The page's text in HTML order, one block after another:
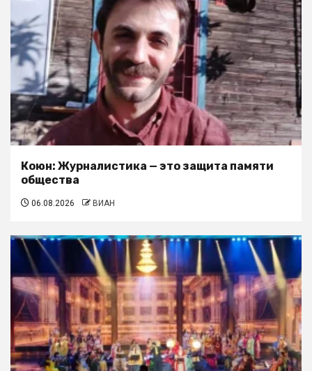
Коюн: Журналистика — это защита памяти
общества
06.08.2026 ВИАН